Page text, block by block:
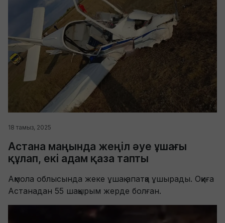
18 тамыз, 2025
Астана маңында жеңіл әуе ұшағы
құлап, екі адам қаза тапты
Ақмола облысында жеке ұшақ апатқа ұшырады. Оқиға
Астанадан 55 шақырым жерде болған.